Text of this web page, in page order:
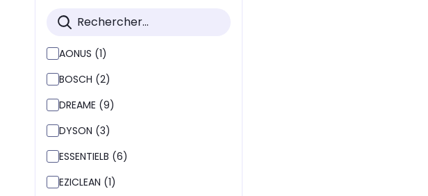
AONUS (1)
BOSCH (2)
DREAME (9)
DYSON (3)
ESSENTIELB (6)
EZICLEAN (1)